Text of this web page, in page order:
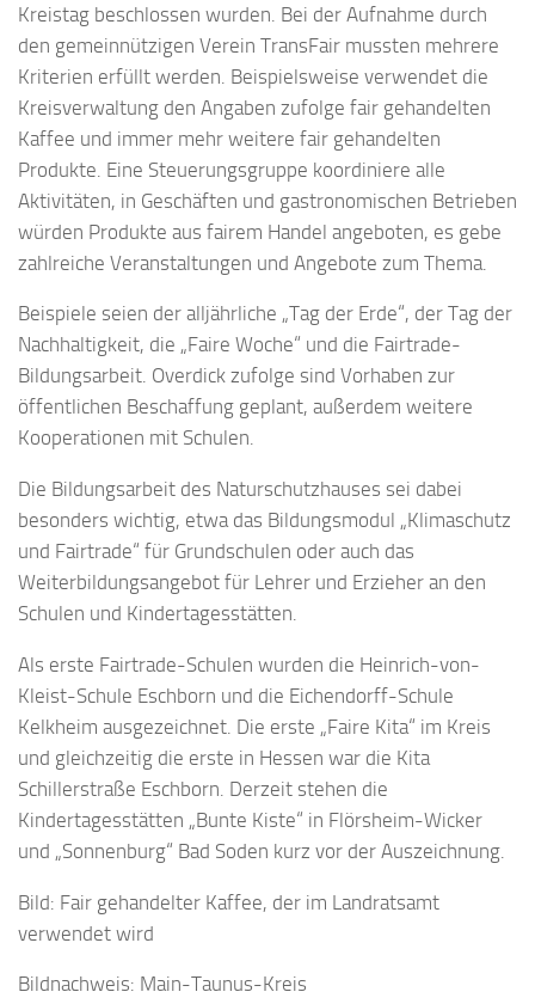
Kreistag beschlossen wurden. Bei der Aufnahme durch
den gemeinnützigen Verein TransFair mussten mehrere
Kriterien erfüllt werden. Beispielsweise verwendet die
Kreisverwaltung den Angaben zufolge fair gehandelten
Kaffee und immer mehr weitere fair gehandelten
Produkte. Eine Steuerungsgruppe koordiniere alle
Aktivitäten, in Geschäften und gastronomischen Betrieben
würden Produkte aus fairem Handel angeboten, es gebe
zahlreiche Veranstaltungen und Angebote zum Thema.
Beispiele seien der alljährliche „Tag der Erde“, der Tag der
Nachhaltigkeit, die „Faire Woche“ und die Fairtrade-
Bildungsarbeit. Overdick zufolge sind Vorhaben zur
öffentlichen Beschaffung geplant, außerdem weitere
Kooperationen mit Schulen.
Die Bildungsarbeit des Naturschutzhauses sei dabei
besonders wichtig, etwa das Bildungsmodul „Klimaschutz
und Fairtrade“ für Grundschulen oder auch das
Weiterbildungsangebot für Lehrer und Erzieher an den
Schulen und Kindertagesstätten.
Als erste Fairtrade-Schulen wurden die Heinrich-von-
Kleist-Schule Eschborn und die Eichendorff-Schule
Kelkheim ausgezeichnet. Die erste „Faire Kita“ im Kreis
und gleichzeitig die erste in Hessen war die Kita
Schillerstraße Eschborn. Derzeit stehen die
Kindertagesstätten „Bunte Kiste“ in Flörsheim-Wicker
und „Sonnenburg“ Bad Soden kurz vor der Auszeichnung.
Bild: Fair gehandelter Kaffee, der im Landratsamt
verwendet wird
Bildnachweis: Main-Taunus-Kreis